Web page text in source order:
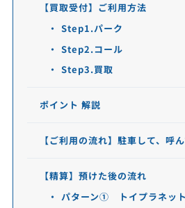
【買取受付】ご利用方法
Step1.パーク
Step2.コール
Step3.買取
ポイント 解説
【ご利用の流れ】駐車して、呼ん
【精算】預けた後の流れ
パターン① トイプラネッ